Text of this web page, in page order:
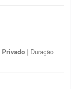
Privado | Duração